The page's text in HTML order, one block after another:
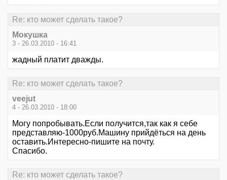
Re: кто может сделать такое?
Мокушка
3 - 26.03.2010 - 16:41
жадный платит дважды.
Re: кто может сделать такое?
veejut
4 - 26.03.2010 - 18:00
Могу попробывать.Если получится,так как я себе
представляю-1000руб.Машину прийдёться на день
оставить.Интересно-пишите на почту.
Спасибо.
Re: кто может сделать такое?